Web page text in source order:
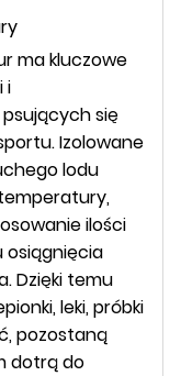
ma kluczowe
i
się
Izolowane
lodu
ilości
osiągnięcia
Dzięki temu
leki, próbki
pozostaną
dotrą do